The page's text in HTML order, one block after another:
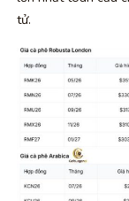
tử.